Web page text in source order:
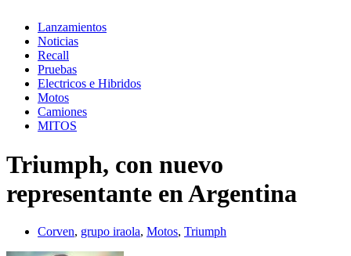
Lanzamientos
Noticias
Recall
Pruebas
Electricos e Hibridos
Motos
Camiones
MITOS
Triumph, con nuevo
representante en Argentina
Corven, grupo iraola, Motos, Triumph